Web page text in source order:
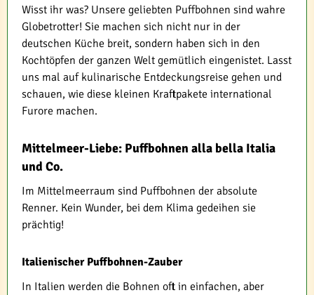
Wisst ihr was? Unsere geliebten Puffbohnen sind wahre
Globetrotter! Sie machen sich nicht nur in der
deutschen Küche breit, sondern haben sich in den
Kochtöpfen der ganzen Welt gemütlich eingenistet. Lasst
uns mal auf kulinarische Entdeckungsreise gehen und
schauen, wie diese kleinen Kraftpakete international
Furore machen.
Mittelmeer-Liebe: Puffbohnen alla bella Italia
und Co.
Im Mittelmeerraum sind Puffbohnen der absolute
Renner. Kein Wunder, bei dem Klima gedeihen sie
prächtig!
Italienischer Puffbohnen-Zauber
In Italien werden die Bohnen oft in einfachen, aber